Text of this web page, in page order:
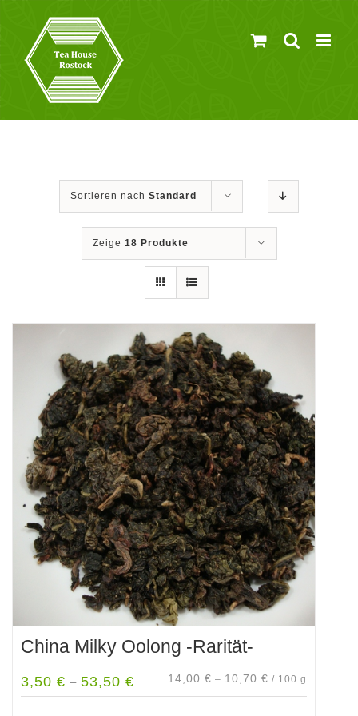
springen
Sortieren nach Standard
Zeige 18 Produkte
China Milky Oolong -Rarität-
3,50 € – 53,50 € 14,00 € – 10,70 € / 100 g